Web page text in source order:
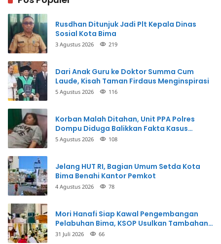
Rusdhan Ditunjuk Jadi Plt Kepala Dinas
Sosial Kota Bima
3 Agustus 2026 219
Dari Anak Guru ke Doktor Summa Cum
Laude, Kisah Taman Firdaus Menginspirasi
5 Agustus 2026 116
Korban Malah Ditahan, Unit PPA Polres
Dompu Diduga Balikkan Fakta Kasus
Penganiayaan
5 Agustus 2026 108
Jelang HUT RI, Bagian Umum Setda Kota
Bima Benahi Kantor Pemkot
4 Agustus 2026 78
Mori Hanafi Siap Kawal Pengembangan
Pelabuhan Bima, KSOP Usulkan Tambahan
Dermaga Rp400 Miliar
31 Juli 2026 66